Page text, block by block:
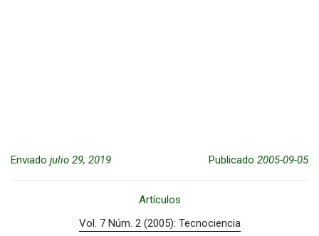
Enviado julio 29, 2019 Publicado 2005-09-05
Artículos
Vol. 7 Núm. 2 (2005): Tecnociencia